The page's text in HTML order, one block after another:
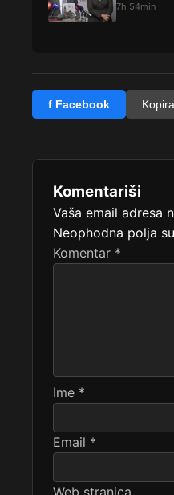
7h 54min
f Facebook
Komentariši
Vaša email adresa
Neophodna polja
Komentar *
Ime *
Email *